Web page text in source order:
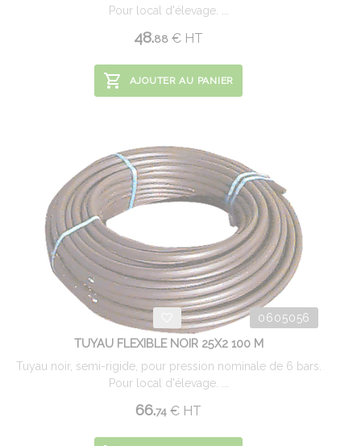
Pour local d'élevage. ...
48.88 € HT
AJOUTER AU PANIER
0605056
TUYAU FLEXIBLE NOIR 25X2 100 M
Tuyau noir, semi-rigide, pour pression nominale de 6 bars.
Pour local d'élevage. ...
66.74 € HT